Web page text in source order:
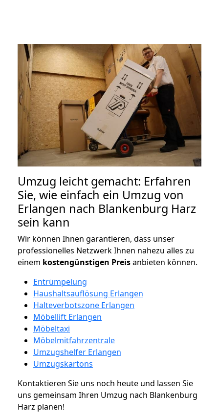
Umzug leicht gemacht: Erfahren
Sie, wie einfach ein Umzug von
Erlangen nach Blankenburg Harz
sein kann
Wir können Ihnen garantieren, dass unser
professionelles Netzwerk Ihnen nahezu alles zu
einem kostengünstigen Preisanbieten können.
Entrümpelung
Haushaltsauflösung Erlangen
Halteverbotszone Erlangen
Möbellift Erlangen
Möbeltaxi
Möbelmitfahrzentrale
Umzugshelfer Erlangen
Umzugskartons
Kontaktieren Sie uns noch heute und lassen Sie
uns gemeinsam Ihren Umzug nach Blankenburg
Harz planen!